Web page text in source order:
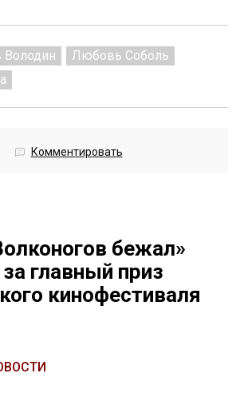
Володин
Любовь Соболь
Комментировать
бежал»
главный приз
кинофестиваля